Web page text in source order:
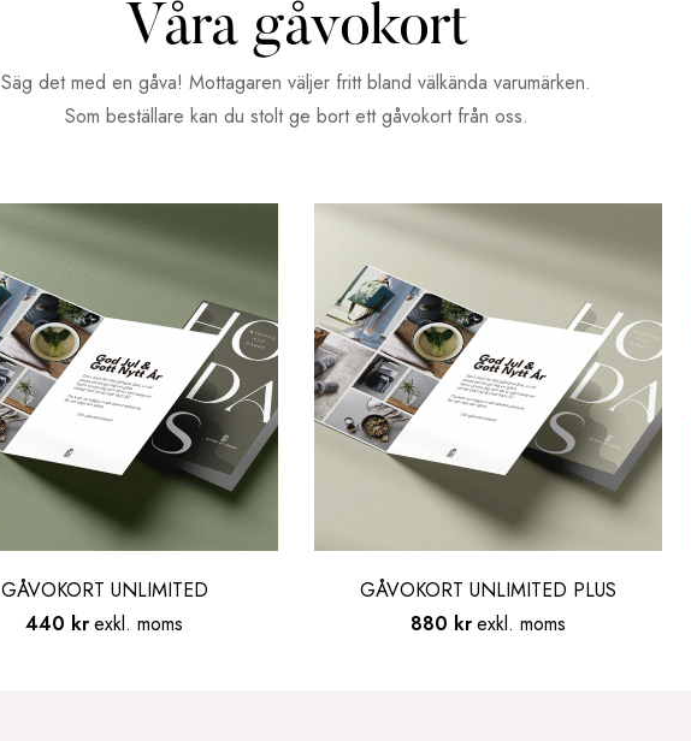
Våra gåvokort
Säg det med en gåva! Mottagaren väljer fritt bland välkända varumärken.
Som beställare kan du stolt ge bort ett gåvokort från oss.
GÅVOKORT UNLIMITED
440 krexkl. moms
GÅVOKORT UNLIMITED PLUS
880 krexkl. moms